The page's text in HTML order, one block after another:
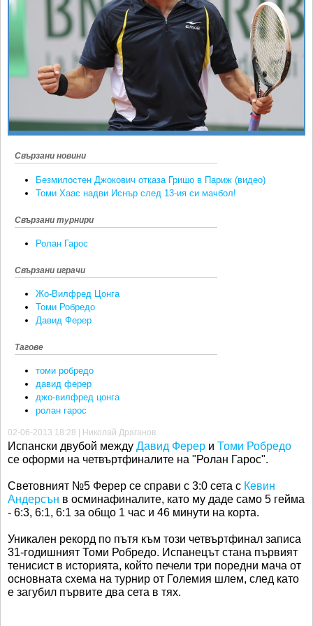
SOFIA OPEN
ВИДЕО
РАКЕТНИ
Спорт&Фитнес
Любители
Свързани новини
Безмилостен Джокович отказа Гришо в Париж (видео)
Томи Хаас надви Иснър след 13-ия си мачбол!
Свързани турнири
Ролан Гарос
Свързани играчи
Жо-Вилфред Цонга
Томи Робредо
Давид Ферер
Тагове
томи робредо
давид ферер
джо-вилфред цонга
ролан гарос
02-06-2013 18:28 | Николай Драганов
Испански двубой между Давид Ферер и Томи Робредо
се оформи на четвъртфиналите на "Ролан Гарос".
Световният №5 Ферер се справи с 3:0 сета с Кевин
Андерсън в осминафиналите, като му даде само 5 гейма
- 6:3, 6:1, 6:1 за общо 1 час и 46 минути на корта.
Уникален рекорд по пътя към този четвъртфинал записа
31-годишният Томи Робредо. Испанецът стана първият
тенисист в историята, който печели три поредни мача от
основната схема на турнир от Големия шлем, след като
е загубил първите два сета в тях.